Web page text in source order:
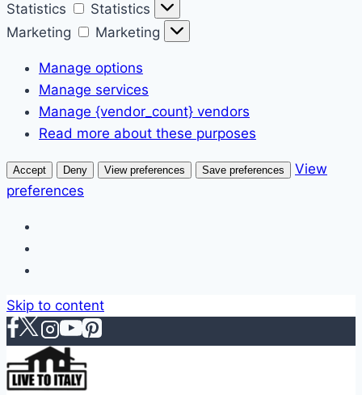
Statistics
Statistics
Marketing
Marketing
Manage options
Manage services
Manage {vendor_count} vendors
Read more about these purposes
Accept Deny View preferences Save preferences
View
preferences
Skip to content